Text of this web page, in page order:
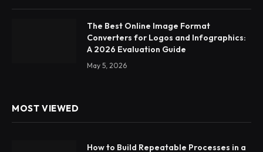
The Best Online Image Format
Converters for Logos and Infographics:
A 2026 Evaluation Guide
May 5, 2026
MOST VIEWED
How to Build Repeatable Processes in a